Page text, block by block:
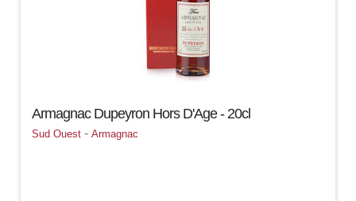
Armagnac Dupeyron Hors D'Age - 20cl
Sud Ouest -Armagnac